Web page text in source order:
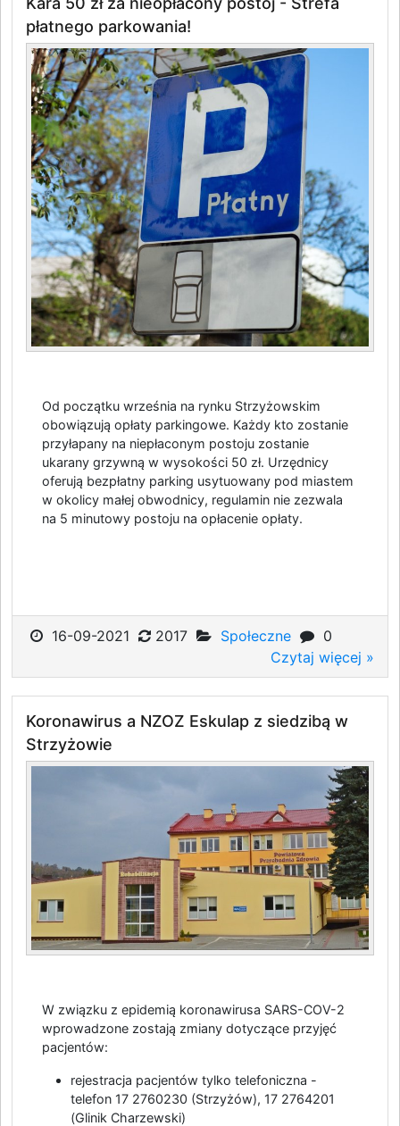
płatnego parkowania!
Od początku września na rynku Strzyżowskim
obowiązują opłaty parkingowe. Każdy kto zostanie
przyłapany na niepłaconym postoju zostanie
ukarany grzywną w wysokości 50 zł. Urzędnicy
oferują bezpłatny parking usytuowany pod miastem
w okolicy małej obwodnicy, regulamin nie zezwala
na 5 minutowy postoju na opłacenie opłaty.
16-09-2021 2017 Społeczne
0
Czytaj więcej »
Koronawirus a NZOZ Eskulap z siedzibą w
Strzyżowie
W związku z epidemią koronawirusa SARS-COV-2
wprowadzone zostają zmiany dotyczące przyjęć
pacjentów:
rejestracja pacjentów tylko telefoniczna -
telefon 17 2760230 (Strzyżów), 17 2764201
(Glinik Charzewski)